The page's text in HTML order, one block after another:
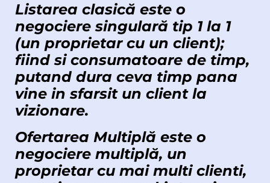
Listarea clasică este o
negociere singulară tip 1 la 1
(un proprietar cu un client);
fiind si consumatoare de timp,
putand dura ceva timp pana
vine in sfarsit un client la
vizionare.
Ofertarea Multiplă este o
negociere multiplă, un
proprietar cu mai multi clienti,